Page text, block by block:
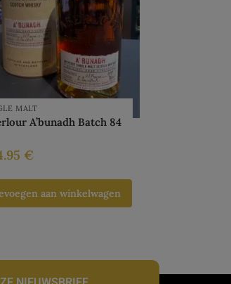
MALT
A’bunadh Batch 84
€
aan winkelwagen